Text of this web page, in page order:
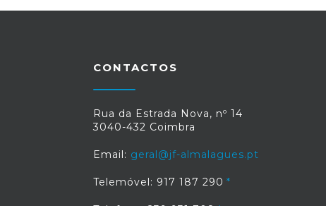
CONTACTOS
Rua da Estrada Nova, nº 14
3040-432 Coimbra
Email: geral@jf-almalagues.pt
Telemóvel: 917 187 290